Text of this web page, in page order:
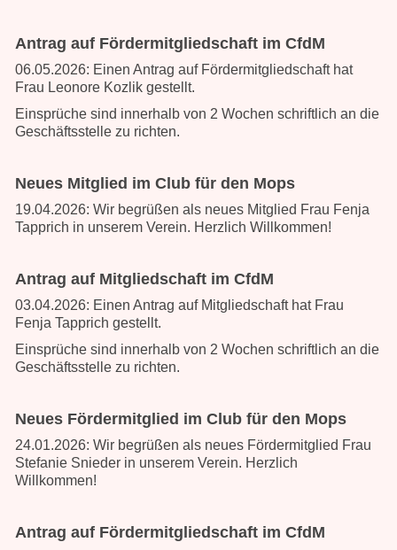
Antrag auf Fördermitgliedschaft im CfdM
06.05.2026: Einen Antrag auf Fördermitgliedschaft hat
Frau Leonore Kozlik gestellt.
Einsprüche sind innerhalb von 2 Wochen schriftlich an die
Geschäftsstelle zu richten.
Neues Mitglied im Club für den Mops
19.04.2026: Wir begrüßen als neues Mitglied Frau Fenja
Tapprich in unserem Verein. Herzlich Willkommen!
Antrag auf Mitgliedschaft im CfdM
03.04.2026: Einen Antrag auf Mitgliedschaft hat Frau
Fenja Tapprich gestellt.
Einsprüche sind innerhalb von 2 Wochen schriftlich an die
Geschäftsstelle zu richten.
Neues Fördermitglied im Club für den Mops
24.01.2026: Wir begrüßen als neues Fördermitglied Frau
Stefanie Snieder in unserem Verein. Herzlich
Willkommen!
Antrag auf Fördermitgliedschaft im CfdM